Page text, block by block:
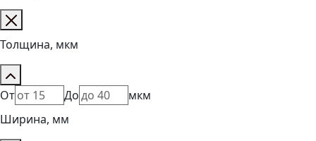
Толщина, мкм
От До
мкм
Ширина, мм